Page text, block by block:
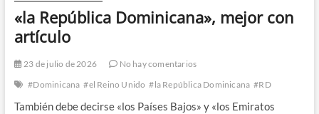
«la República Dominicana», mejor con
artículo
23 de julio de 2026
No hay comentarios
#Dominicana #el Reino Unido #la República Dominicana #RD
También debe decirse «los Países Bajos» y «los Emiratos